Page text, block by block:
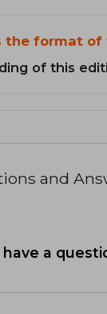
the format of
of this
and
have a